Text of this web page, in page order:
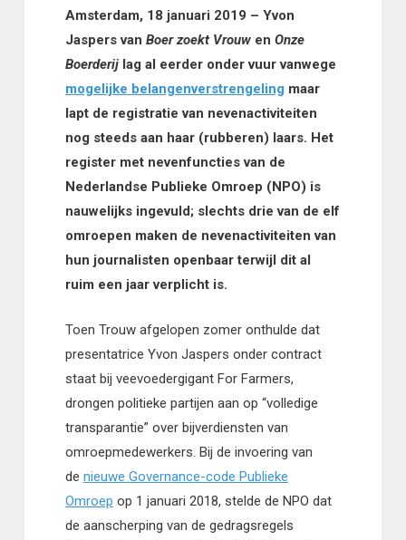
Amsterdam, 18 januari 2019 – Yvon
Jaspers van Boer zoekt Vrouwen Onze
Boerderijlag al eerder onder vuur vanwege
mogelijke belangenverstrengeling maar
lapt de registratie van nevenactiviteiten
nog steeds aan haar (rubberen) laars. Het
register met nevenfuncties van de
Nederlandse Publieke Omroep (NPO) is
nauwelijks ingevuld; slechts drie van de elf
omroepen maken de nevenactiviteiten van
hun journalisten openbaar terwijl dit al
ruim een jaar verplicht is.
Toen Trouw afgelopen zomer onthulde dat
presentatrice Yvon Jaspers onder contract
staat bij veevoedergigant For Farmers,
drongen politieke partijen aan op “volledige
transparantie” over bijverdiensten van
omroepmedewerkers. Bij de invoering van
de nieuwe Governance-code Publieke
Omroep op 1 januari 2018, stelde de NPO dat
de aanscherping van de gedragsregels